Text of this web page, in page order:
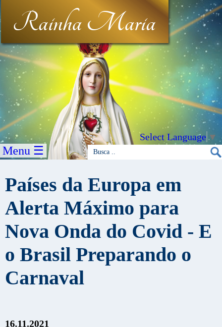
Rainha Maria
Select Language ▼
Menu ☰
Países da Europa em
Alerta Máximo para
Nova Onda do Covid - E
o Brasil Preparando o
Carnaval
16.11.2021